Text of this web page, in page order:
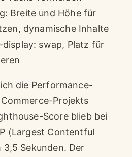
Breite und Höhe für
dynamische Inhalte
swap, Platz für
die Performance-
Projekts
Score blieb bei
(Largest Contentful
Sekunden. Der